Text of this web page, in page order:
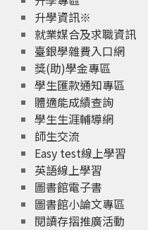
升學資訊※
就業媒合及求職資訊
臺銀學雜費入口網
獎(助)學金專區
學生匯款通知專區
體適能成績查詢
學生生涯輔導網
師生交流
Easy test線上學習
英語線上學習
圖書館電子書
圖書館小論文專區
閱讀存摺推廣活動